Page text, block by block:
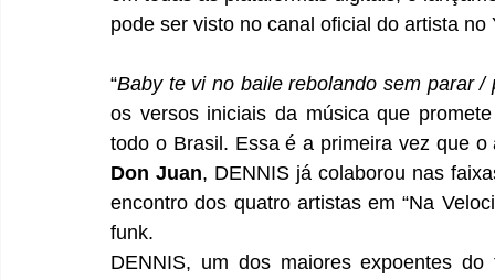
pode ser visto no canal oficial do artista no
“Baby te vi no baile rebolando sem parar
os versos iniciais da música que
todo o Brasil. Essa é a primeira vez que
Don Juan, DENNIS já colaborou nas
encontro dos quatro artistas em “Na
funk.
DENNIS, um dos maiores expoentes